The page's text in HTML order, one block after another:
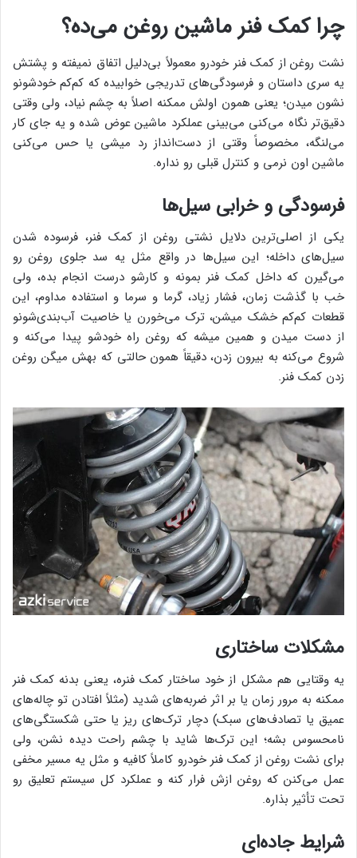
چرا کمک فنر ماشین روغن می‌ده؟
نشت روغن از کمک فنر خودرو معمولاً بی‌دلیل اتفاق نمیفته و پشتش
یه سری داستان و فرسودگی‌های تدریجی خوابیده که کم‌کم خودشونو
نشون میدن؛ یعنی همون اولش ممکنه اصلاً به چشم نیاد، ولی وقتی
دقیق‌تر نگاه می‌کنی می‌بینی عملکرد ماشین عوض شده و یه جای کار
می‌لنگه، مخصوصاً وقتی از دست‌انداز رد میشی یا حس می‌کنی
ماشین اون نرمی و کنترل قبلی رو نداره.
فرسودگی و خرابی سیل‌ها
یکی از اصلی‌ترین دلایل نشتی روغن از کمک فنر، فرسوده شدن
سیل‌های داخله؛ این سیل‌ها در واقع مثل یه سد جلوی روغن رو
می‌گیرن که داخل کمک فنر بمونه و کارشو درست انجام بده، ولی
خب با گذشت زمان، فشار زیاد، گرما و سرما و استفاده مداوم، این
قطعات کم‌کم خشک میشن، ترک می‌خورن یا خاصیت آب‌بندی‌شونو
از دست میدن و همین میشه که روغن راه خودشو پیدا می‌کنه و
شروع می‌کنه به بیرون زدن، دقیقاً همون حالتی که بهش میگن روغن
زدن کمک فنر.
مشکلات ساختاری
یه وقتایی هم مشکل از خود ساختار کمک فنره، یعنی بدنه کمک فنر
ممکنه به مرور زمان یا بر اثر ضربه‌های شدید (مثلاً افتادن تو چاله‌های
عمیق یا تصادف‌های سبک) دچار ترک‌های ریز یا حتی شکستگی‌های
نامحسوس بشه؛ این ترک‌ها شاید با چشم راحت دیده نشن، ولی
برای نشت روغن از کمک فنر خودرو کاملاً کافیه و مثل یه مسیر مخفی
عمل می‌کنن که روغن ازش فرار کنه و عملکرد کل سیستم تعلیق رو
تحت تأثیر بذاره.
شرایط جاده‌ای